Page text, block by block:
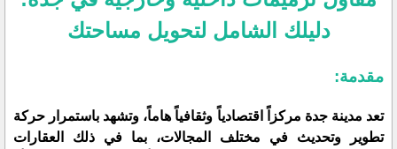
دليلك الشامل لتحويل مساحتك
مقدمة:
تعد مدينة جدة مركزاً اقتصادياً وثقافياً هاماً، وتشهد باستمرار حركة
تطوير وتحديث في مختلف المجالات، بما في ذلك العقارات